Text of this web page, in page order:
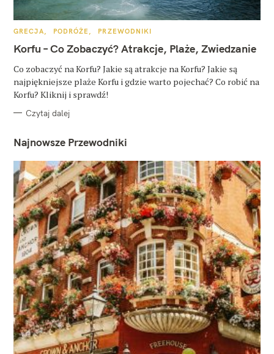
K
T
E
O
R
I
GRECJA PODRÓŻE PRZEWODNIKI
Korfu – Co Zobaczyć? Atrakcje, Plaże, Zwiedzanie
Co zobaczyć na Korfu? Jakie są atrakcje na Korfu? Jakie są
najpiękniejsze plaże Korfu i gdzie warto pojechać? Co robić na
Korfu? Kliknij i sprawdź!
Czytaj dalej
Najnowsze Przewodniki